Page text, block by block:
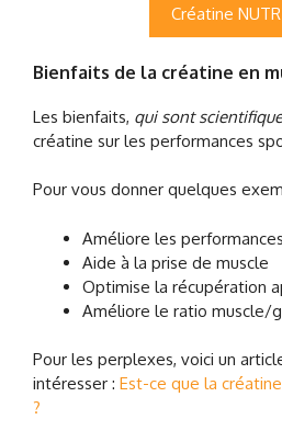
Créatine
Bienfaits de la créatine en
Les bienfaits, qui sont
créatine sur les performances
Pour vous donner quelques
Améliore les
Aide à la prise de muscle
Optimise la récupération
Améliore le ratio muscle/
Pour les perplexes, voici un
intéresser : Est-ce que la
?